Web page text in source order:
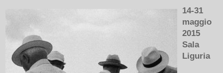
14-31
maggio
2015
Sala
Liguria